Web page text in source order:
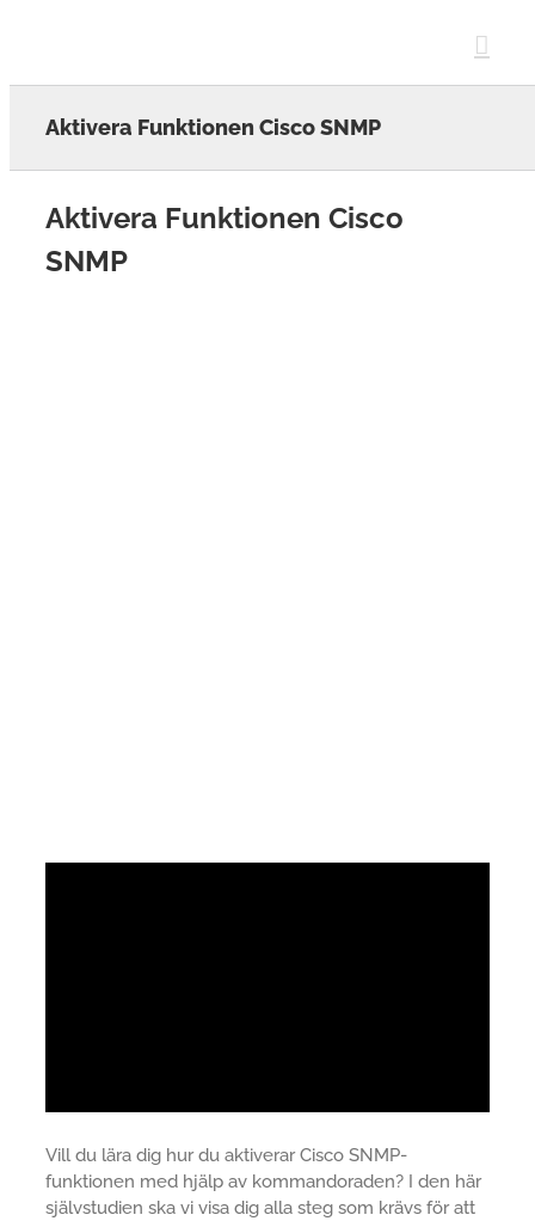
Aktivera Funktionen Cisco SNMP
Aktivera Funktionen Cisco
SNMP
Vill du lära dig hur du aktiverar Cisco SNMP-
funktionen med hjälp av kommandoraden? I den här
självstudien ska vi visa dig alla steg som krävs för att